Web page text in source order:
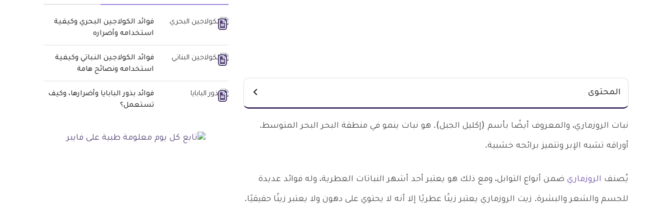
المحتوى
نبات الروزماري، والمعروف أيضًا بأسم (إكليل الجبل). هو نبات ينمو في منطقة البحر البحر المتوسط.
أوراقه تشبه الإبر وتتميز برائحه خشبية.
يُصنف الروزماري ضمن أنواع التوابل، ومع ذلك هو يعتبر أحد أشهر النباتات العطرية، وله فوائد عديدة
للجسم والشعر والبشرة. زيت الروزماري يعتبر زيتًا عطريًا إلا أنه لا يحتوي على دهون ولا يعتبر زيتًا حقيقيًا.
فوائد الكولاجين البحري وكيفية
استخدامه وأضراره
فوائد الكولاجين النباتي وكيفية
استخدامه ونصائح هامة
فوائد بذور البابايا وأضرارها، وكيف
تستعمل؟